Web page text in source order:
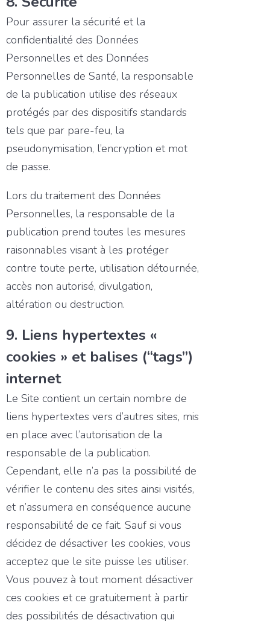
Pour assurer la sécurité et la
confidentialité des Données
Personnelles et des Données
Personnelles de Santé, la responsable
de la publication utilise des réseaux
protégés par des dispositifs standards
tels que par pare-feu, la
pseudonymisation, l’encryption et mot
de passe.
Lors du traitement des Données
Personnelles, la responsable de la
publication prend toutes les mesures
raisonnables visant à les protéger
contre toute perte, utilisation détournée,
accès non autorisé, divulgation,
altération ou destruction.
9. Liens hypertextes «
cookies » et balises (“tags”)
internet
Le Site contient un certain nombre de
liens hypertextes vers d’autres sites, mis
en place avec l’autorisation de la
responsable de la publication.
Cependant, elle n’a pas la possibilité de
vérifier le contenu des sites ainsi visités,
et n’assumera en conséquence aucune
responsabilité de ce fait. Sauf si vous
décidez de désactiver les cookies, vous
acceptez que le site puisse les utiliser.
Vous pouvez à tout moment désactiver
ces cookies et ce gratuitement à partir
des possibilités de désactivation qui